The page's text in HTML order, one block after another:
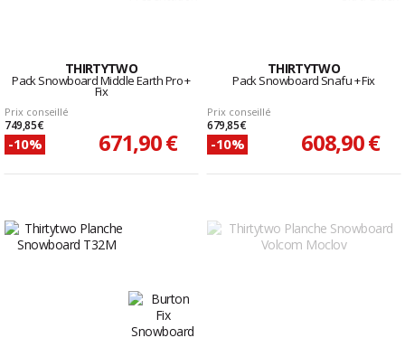
THIRTYTWO
Pack Snowboard Middle Earth Pro +
Fix
Prix conseillé
749,85 €
-10% 671,90 €
THIRTYTWO
Pack Snowboard Snafu + Fix
Prix conseillé
679,85 €
-10% 608,90 €